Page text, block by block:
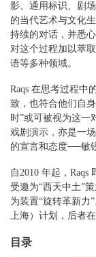
影、通用标识、剧
的当代艺术与文化
持续的对话，并悉
对这个过程加以萃
语等多种领域。
Raqs 在思考过程中
致，也符合他们自
时”或可被视为这一
戏剧演示，亦是一
的宣言和态度──敏
自2010 年起，
受邀为“西天中土”
为装置“旋转革新力
上海）计划，后者
目录